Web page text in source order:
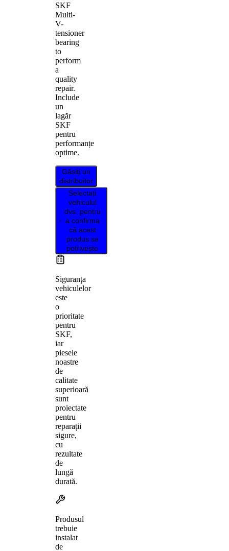
SKF
Multi-
V-
tensioner
bearing
to
perform
a
quality
repair.
Include
un
lagăr
SKF
pentru
performanțe
optime.
Găsiți un
distribuitor
Selectați
vehiculul
dvs. pentru
a confirma
că acest
produs se
potrivește
Siguranța
vehiculelor
este
o
prioritate
pentru
SKF,
iar
piesele
noastre
de
calitate
superioară
sunt
proiectate
pentru
reparații
sigure,
cu
rezultate
de
lungă
durată.
Produsul
trebuie
instalat
de